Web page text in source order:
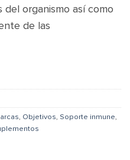
organismo así como
de las
, Objetivos, Soporte inmune,